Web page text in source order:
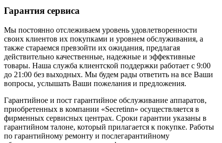
Гарантия сервиса
Мы постоянно отслеживаем уровень удовлетворенности
своих клиентов их покупками и уровнем обслуживания, а
также стараемся превзойти их ожидания, предлагая
действительно качественные, надежные и эффективные
товары. Наша служба клиентской поддержки работает с 9:00
до 21:00 без выходных. Мы будем рады ответить на все Ваши
вопросы, услышать Ваши пожелания и предложения.
Гарантийное и пост гарантийное обслуживание аппаратов,
приобретенных в компании «Secretinn» осуществляется в
фирменных сервисных центрах. Сроки гарантии указаны в
гарантийном талоне, который прилагается к покупке. Работы
по гарантийному ремонту и послегарантийному